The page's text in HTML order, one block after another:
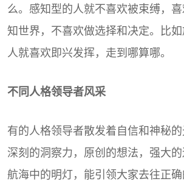
么。感知型的人就不喜欢被束缚，
知世界，不喜欢做选择和决定。比
人就喜欢即兴发挥，走到哪算哪。
不同人格领导者风采
有的人格领导者散发着自信和神秘
深刻的洞察力，原创的想法，强大
航海中的明灯，能引领大家去往正